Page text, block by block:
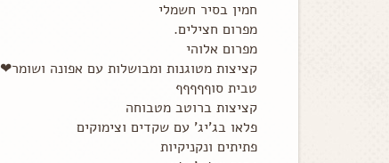
חמין בסיר חשמלי
מפרום חצילים.
מפרום אלוהי
קציצות מטוגנות ומבושלות עם אפונה ושומר❤
טבית סוףףףףף
קציצות ברוטב מטבוחה
פלאו בג'יג' עם שקדים וצימוקים
פתיתים ונקניקיות